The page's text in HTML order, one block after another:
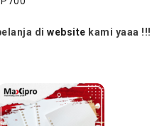
diwebsite kami yaaa !!!